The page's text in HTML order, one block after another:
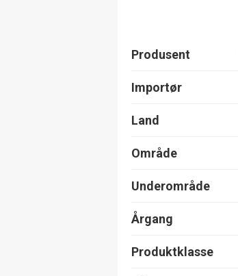
Produsent
Importør
Land
Område
Underområde
Årgang
Produktklasse